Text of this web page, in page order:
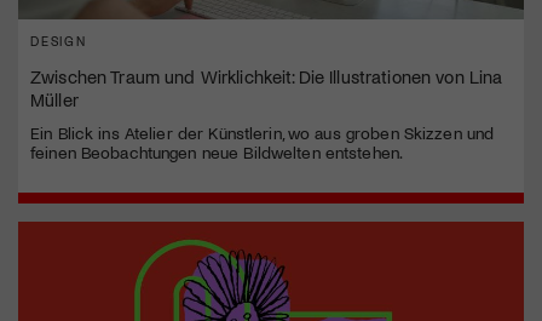
DESIGN
Zwischen Traum und Wirklichkeit: Die Illustrationen von Lina
Müller
Ein Blick ins Atelier der Künstlerin, wo aus groben Skizzen und
feinen Beobachtungen neue Bildwelten entstehen.